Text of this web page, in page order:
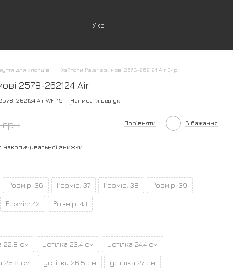
Укр
для хлопців Хайтопи Palaris зимові 2578-262124 Air 34р
2578-262124 Air
262124 Air WF-15 Написати відгук
Порівняти В бажання
накопичувальної знижки
Розмір: 36 Розмір: 37 Розмір: 38 Розмір: 39
Розмір: 42 Розмір: 43
22.8 см устілка 23.4 см устілка 24.4 см
25.8 см устілка 26.5 см устілка 27 см